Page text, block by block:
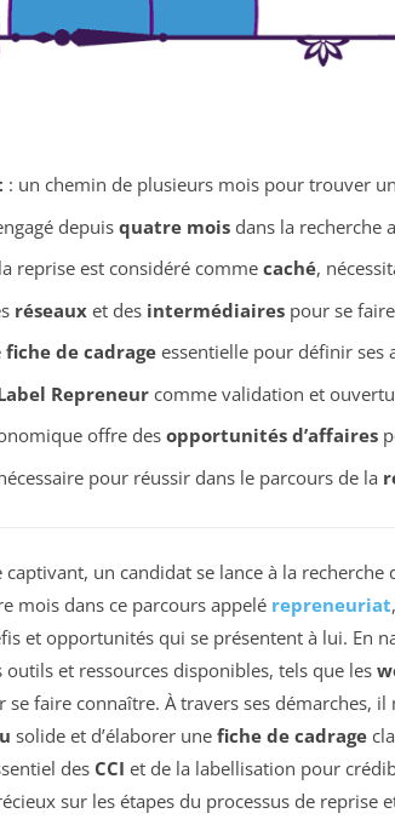
: un chemin de plusieurs mois pour trouver
depuis quatre moisdans la recherche
reprise est considéré commecaché,
réseauxet des intermédiairespour se
fiche de cadrageessentielle pour définir ses
Repreneurcomme validation et
offre desopportunités d’affaires
pour réussir dans le parcours de la
un candidat se lance à la recherche
mois dans ce parcours appelé repreneuriat
et opportunités qui se présentent à lui. En
outils et ressources disponibles, tels que les
se faire connaître. À travers ses démarches,
solide et d’élaborer une fiche de cadrage
des CCI et de la labellisation pour
sur les étapes du processus de reprise